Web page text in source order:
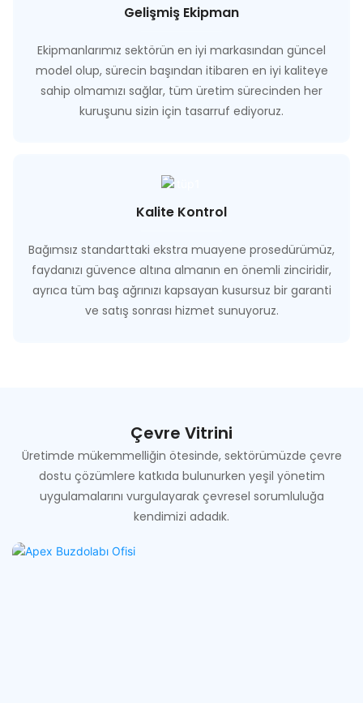
Gelişmiş Ekipman
Ekipmanlarımız sektörün en iyi markasından güncel
model olup, sürecin başından itibaren en iyi kaliteye
sahip olmamızı sağlar, tüm üretim sürecinden her
kuruşunu sizin için tasarruf ediyoruz.
Kalite Kontrol
Bağımsız standarttaki ekstra muayene prosedürümüz,
faydanızı güvence altına almanın en önemli zinciridir,
ayrıca tüm baş ağrınızı kapsayan kusursuz bir garanti
ve satış sonrası hizmet sunuyoruz.
Çevre Vitrini
Üretimde mükemmelliğin ötesinde, sektörümüzde çevre
dostu çözümlere katkıda bulunurken yeşil yönetim
uygulamalarını vurgulayarak çevresel sorumluluğa
kendimizi adadık.